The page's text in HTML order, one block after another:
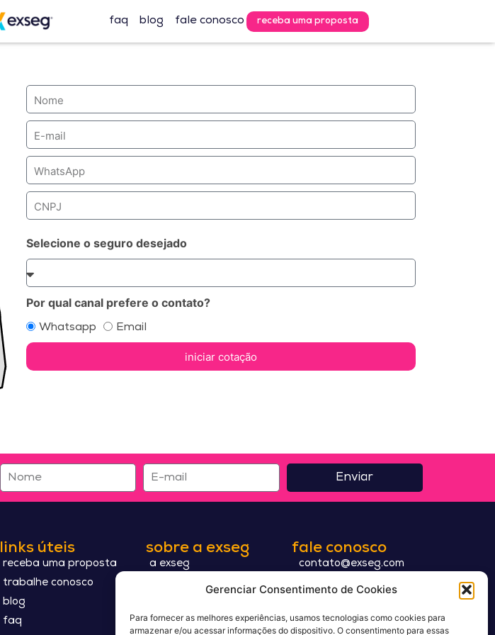
Gerenciar Consentimento de Cookies
Para fornecer as melhores experiências, usamos tecnologias como cookies para
armazenar e/ou acessar informações do dispositivo. O consentimento para essas
faq blog fale conosco receba uma proposta
Selecione o seguro desejado
Por qual canal prefere o contato?
Whatsapp Email
iniciar cotação
Enviar
links úteis
receba uma proposta
trabalhe conosco
blog
faq
sobre a exseg
a exseg
termos de uso
fale conosco
contato@exseg.com
+55 (27) 2125-0400
compartilhe